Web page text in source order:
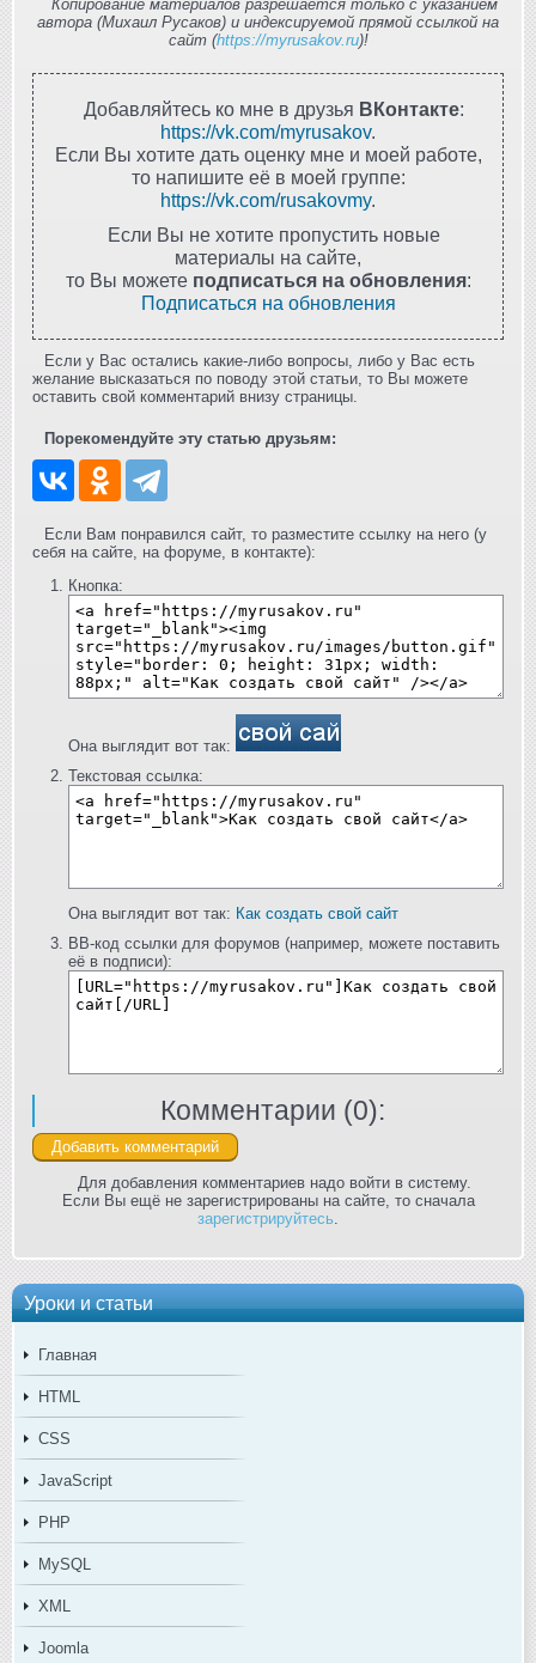
Уроки и статьи
Главная
HTML
CSS
JavaScript
PHP
MySQL
XML
Joomla
Копирование материалов разрешается только с указанием
автора (Михаил Русаков) и индексируемой прямой ссылкой на
сайт (https://myrusakov.ru)!
Добавляйтесь ко мне в друзья ВКонтакте:
https://vk.com/myrusakov.
Если Вы хотите дать оценку мне и моей работе,
то напишите её в моей группе:
https://vk.com/rusakovmy.
Если Вы не хотите пропустить новые
материалы на сайте,
то Вы можете подписаться на обновления:
Подписаться на обновления
Если у Вас остались какие-либо вопросы, либо у Вас есть
желание высказаться по поводу этой статьи, то Вы можете
оставить свой комментарий внизу страницы.
Порекомендуйте эту статью друзьям:
Если Вам понравился сайт, то разместите ссылку на него (у
себя на сайте, на форуме, в контакте):
Кнопка:
Она выглядит вот так:
Текстовая ссылка:
Она выглядит вот так: Как создать свой сайт
BB-код ссылки для форумов (например, можете поставить
её в подписи):
Комментарии (0):
Для добавления комментариев надо войти в систему.
Если Вы ещё не зарегистрированы на сайте, то сначала
зарегистрируйтесь